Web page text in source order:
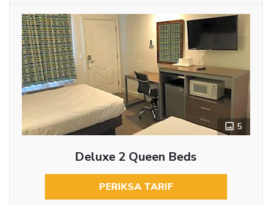
5
Deluxe 2 Queen Beds
PERIKSA TARIF